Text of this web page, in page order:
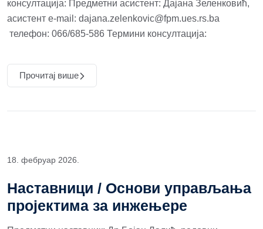
консултација: Предметни асистент: Дајана Зеленковић,
асистент e-mail: dajana.zelenkovic@fpm.ues.rs.ba
телефон: 066/685-586 Термини консултација:
Прочитај више
18. фебруар 2026.
Наставници / Основи управљања
пројектима за инжењере